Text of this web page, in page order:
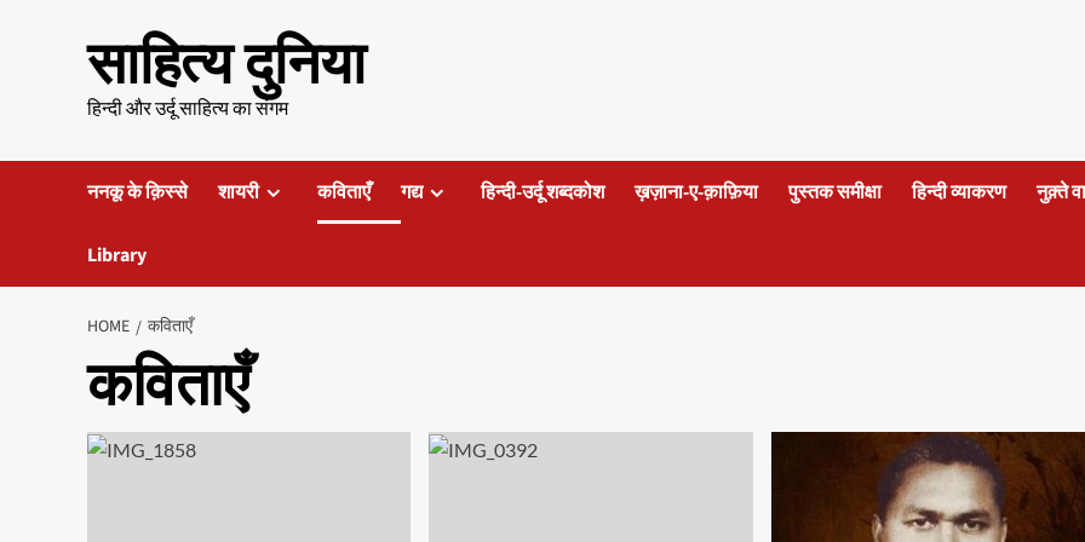
साहित्य दुनिया
हिन्दी और उर्दू साहित्य का संगम
ननकू के क़िस्से शायरी कविताएँ गद्य हिन्दी-उर्दू शब्दकोश ख़ज़ाना-ए-क़ाफ़िया पुस्तक समीक्षा हिन्दी व्याकरण नुक़्ते
Library
HOME कविताएँ
कविताएँ